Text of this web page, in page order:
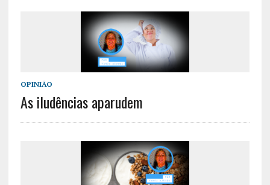
OPINIÃO
As iludências aparudem